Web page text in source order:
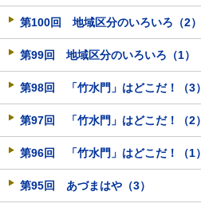
第100回 地域区分のいろいろ（2）
第99回 地域区分のいろいろ（1）
第98回 「竹水門」はどこだ！（3）
第97回 「竹水門」はどこだ！（2）
第96回 「竹水門」はどこだ！（1）
第95回 あづまはや（3）